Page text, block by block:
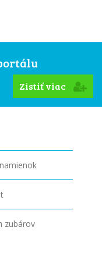
Zistiť viac
zubárov